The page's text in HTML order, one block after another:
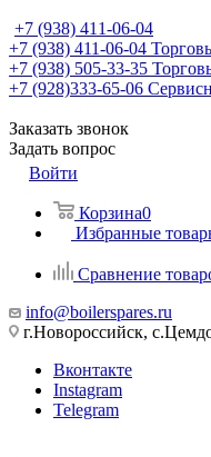
+7 (938) 411-06-04
+7 (938) 411-06-04
+7 (938) 505-33-35
+7 (928)333-65-06
Заказать звонок
Задать вопрос
Войти
Корзина0
Избранные
Сравнение
info@boilerspares.ru
г.Новороссийск,
Вконтакте
Instagram
Telegram